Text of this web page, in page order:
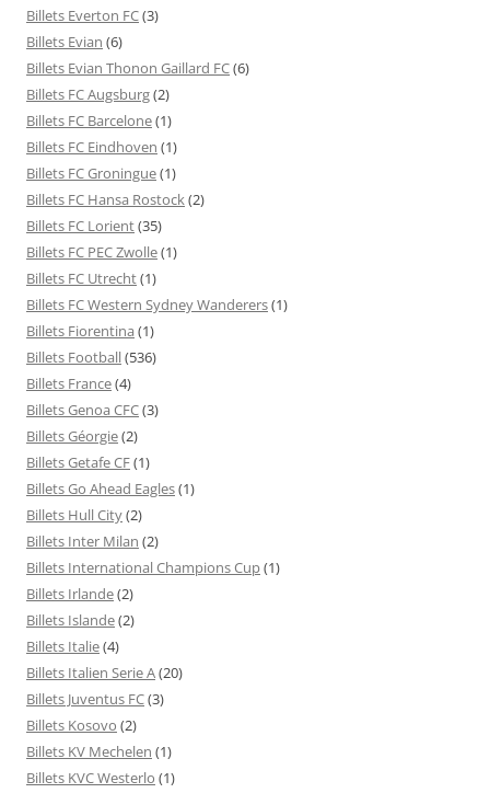
Billets Everton FC(3)
Billets Evian (6)
Billets Evian Thonon Gaillard FC(6)
Billets FC Augsburg(2)
Billets FC Barcelone(1)
Billets FC Eindhoven (1)
Billets FC Groningue(1)
Billets FC Hansa Rostock(2)
Billets FC Lorient(35)
Billets FC PEC Zwolle(1)
Billets FC Utrecht(1)
Billets FC Western Sydney Wanderers(1)
Billets Fiorentina (1)
Billets Football(536)
Billets France(4)
Billets Genoa CFC(3)
Billets Géorgie(2)
Billets Getafe CF(1)
Billets Go Ahead Eagles(1)
Billets Hull City(2)
Billets Inter Milan (2)
Billets International Champions Cup(1)
Billets Irlande(2)
Billets Islande(2)
Billets Italie(4)
Billets Italien Serie A(20)
Billets Juventus FC(3)
Billets Kosovo (2)
Billets KV Mechelen (1)
Billets KVC Westerlo (1)